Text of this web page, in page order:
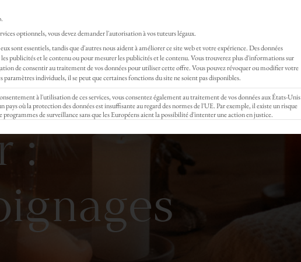
MASSAGES EVENTS STAGE & FORMATION
:
optionnels, vous devez demander l'autorisation à vos tuteurs légaux.
sont essentiels, tandis que d'autres nous aident à améliorer ce site web et votre expérience.Des données
publicités et le contenu ou pour mesurer les publicités et le contenu.Vous trouverez plus d'informations sur
de consentir au traitement de vos données pour utiliser cette offre.Vous pouvez révoquer ou modifier votre
individuels, il se peut que certaines fonctions du site ne soient pas disponibles.
à l'utilisation de ces services, vous consentez également au traitement de vos données aux États-Unis
où la protection des données est insuffisante au regard des normes de l'UE. Par exemple, il existe un risque
de surveillance sans que les Européens aient la possibilité d'intenter une action en justice.